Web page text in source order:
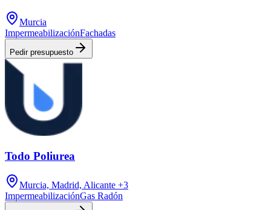
Murcia
ImpermeabilizaciónFachadas
Pedir presupuesto
Todo Poliurea
Murcia, Madrid, Alicante +3
ImpermeabilizaciónGas Radón